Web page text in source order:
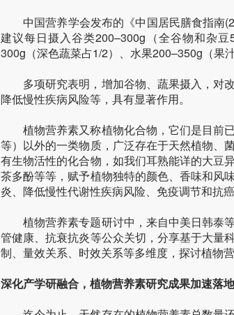
中国营养学会发布的《中国居民膳食指南
建议每日摄入谷类200–300g（全谷物和杂
300g（深色蔬菜占1/2）、水果200–350g（果
多项研究表明，增加谷物、蔬果摄入，对
降低慢性疾病风险等，具有显著作用。
植物营养素又称植物化合物，它们是目前
等）以外的一类物质，广泛存在于天然植物、
有生物活性的化合物，如我们耳熟能详的大豆
茶多酚等等，赋予植物独特的颜色、香味和风
炎、降低慢性代谢性疾病风险、免疫调节和抗
植物营养素专题研讨中，来自中美日韩泰
管健康、抗衰抗炎等公众关切，分享基于大量
制、量效关系、时效关系等多维度，探讨植物
深化产学研融合，植物营养素研究成果加速落地